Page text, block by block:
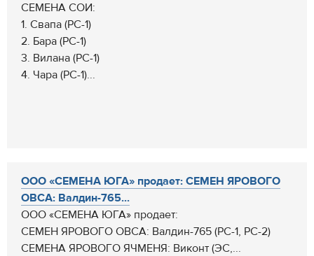
СЕМЕНА СОИ:
1. Свапа (РС-1)
2. Бара (РС-1)
3. Вилана (РС-1)
4. Чара (РС-1)...
ООО «СЕМЕНА ЮГА» продает: СЕМЕН ЯРОВОГО
ОВСА: Валдин-765...
ООО «СЕМЕНА ЮГА» продает:
СЕМЕН ЯРОВОГО ОВСА: Валдин-765 (РС-1, РС-2)
СЕМЕНА ЯРОВОГО ЯЧМЕНЯ: Виконт (ЭС,...